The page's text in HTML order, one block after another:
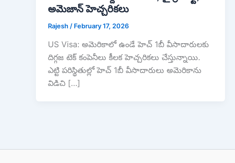
అమెజాన్ హెచ్చరికలు
Rajesh / February 17, 2026
US Visa: అమెరికాలో ఉండే హెచ్ 1బీ వీసాదారులకు
దిగ్గజ టెక్ కంపెనీలు కీలక హెచ్చరికలు చేస్తున్నాయి.
ఎట్టి పరిస్థితుల్లో హెచ్ 1బీ వీసాదారులు అమెరికాను
విడిచి […]